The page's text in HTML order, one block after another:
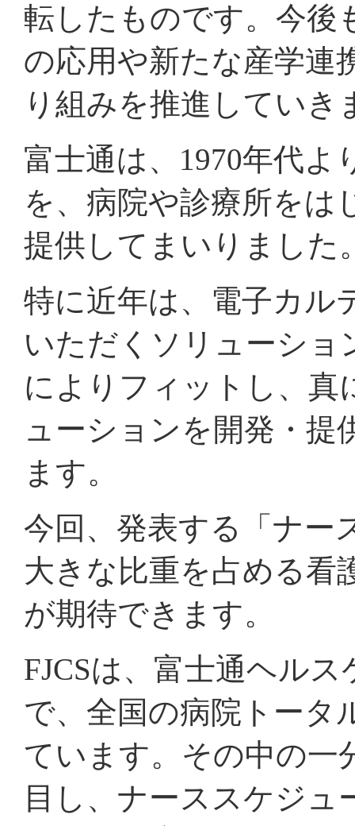
転したものです。今後
の応用や新たな産学連
り組みを推進していき
富士通は、1970年代
を、病院や診療所をは
提供してまいりました
特に近年は、電子カル
いただくソリューショ
によりフィットし、真
ューションを開発・提
ます。
今回、発表する「ナー
大きな比重を占める看
が期待できます。
FJCSは、富士通ヘル
で、全国の病院トータ
ています。その中の一
目し、ナーススケジ